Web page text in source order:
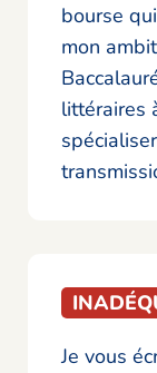
bourse
mon
littéraires
Je vous